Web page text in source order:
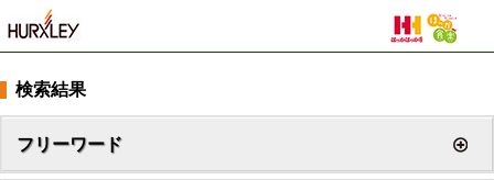
検索結果
フリーワード